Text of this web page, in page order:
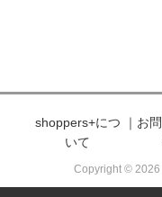
shoppers+につ
いて
｜ お
Copyright © 2026